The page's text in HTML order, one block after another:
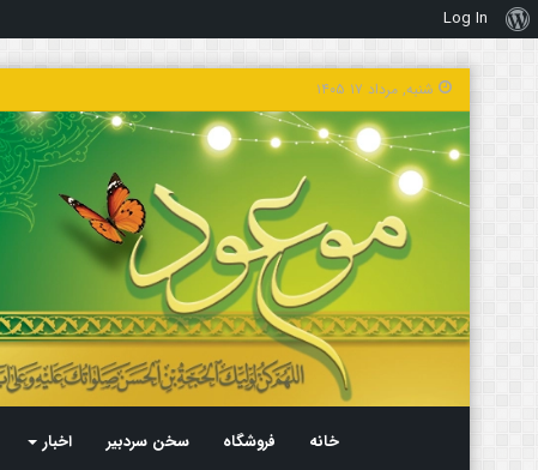
درباره
وردپرس
Log In
شنبه, مرداد ۱۷ ۱۴۰۵
خانه فروشگاه سخن سردبیر اخبار